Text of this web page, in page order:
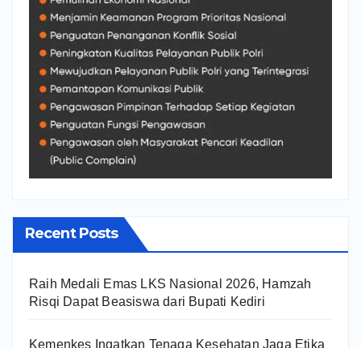
Recent Posts
Raih Medali Emas LKS Nasional 2026, Hamzah
Risqi Dapat Beasiswa dari Bupati Kediri
Kemenkes Ingatkan Tenaga Kesehatan Jaga Etika